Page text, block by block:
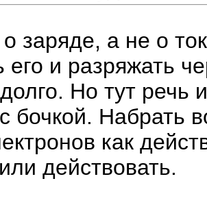
заряде, а не о
его и разряжать
Но тут речь
бочкой. Набрать
как
действовать.